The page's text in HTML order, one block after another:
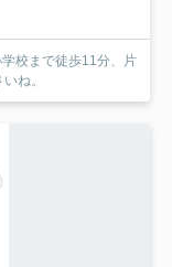
校まで徒歩11分、片
ね。